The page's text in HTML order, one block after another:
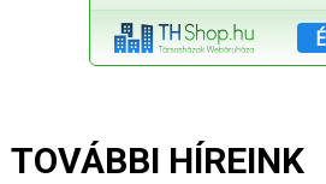
TOVÁBBI HÍREINK